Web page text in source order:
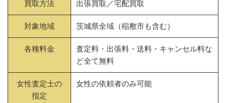
買取方法 出張買取／宅配買取
対象地域 茨城県全域（稲敷市も含む）
各種料金
査定料・出張料・送料・キャンセル料な
ど全て無料
女性査定士の
指定
女性の依頼者のみ可能